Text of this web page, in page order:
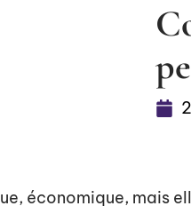
économique, mais